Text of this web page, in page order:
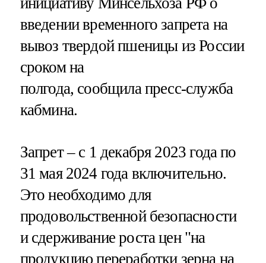
введении временного запрета на
вывоз твердой пшеницы из России
сроком на
полгода, сообщила пресс-служба
кабмина.
Запрет – с 1 декабря 2023 года по
31 мая 2024 года включительно.
Это необходимо для
продовольственной безопасности
и сдерживание роста цен "на
продукцию переработки зерна на